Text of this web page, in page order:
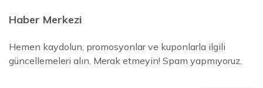
Haber Merkezi
Hemen kaydolun, promosyonlar ve kuponlarla ilgili
güncellemeleri alın. Merak etmeyin! Spam yapmıyoruz.